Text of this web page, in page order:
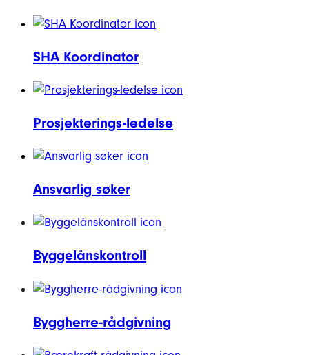
SHA Koordinator
Prosjekterings-ledelse
Ansvarlig søker
Byggelånskontroll
Byggherre-rådgivning